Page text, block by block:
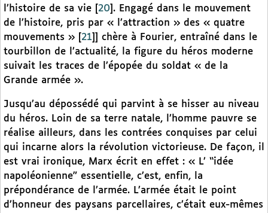
l’histoire de sa vie
20 . Engagé dans le mouvement
de l’histoire, pris par « l’attraction » des « quatre
mouvements »
21
] chère à Fourier, entraîné dans le
tourbillon de l’actualité, la figure du héros moderne
suivait les traces de l’épopée du soldat « de la
Grande armée ».
Jusqu’au dépossédé qui parvint à se hisser au niveau
du héros. Loin de sa terre natale, l’homme pauvre se
réalise ailleurs, dans les contrées conquises par celui
qui incarne alors la révolution victorieuse. De façon, il
est vrai ironique, Marx écrit en effet : « L’ “idée
napoléonienne” essentielle, c’est, enfin, la
prépondérance de l’armée. L’armée était le point
d’honneur des paysans parcellaires, c’était eux-mêmes